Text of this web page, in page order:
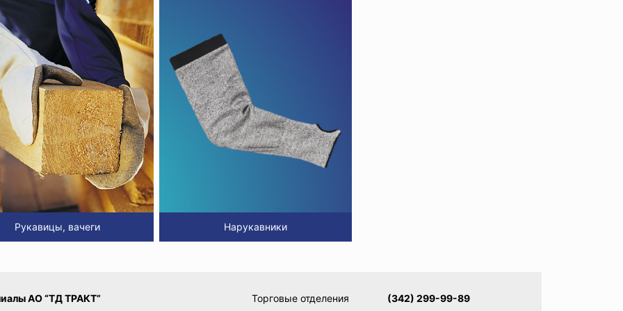
Рукавицы, вачеги Нарукавники
АО “ТД ТРАКТ” Торговые отделения (342) 299-99-89